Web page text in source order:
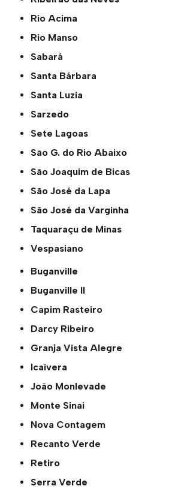
Rio Acima
Rio Manso
Sabará
Santa Bárbara
Santa Luzia
Sarzedo
Sete Lagoas
São G. do Rio Abaixo
São Joaquim de Bicas
São José da Lapa
São José da Varginha
Taquaraçu de Minas
Vespasiano
Buganville
Buganville ll
Capim Rasteiro
Darcy Ribeiro
Granja Vista Alegre
Icaivera
João Monlevade
Monte Sinai
Nova Contagem
Recanto Verde
Retiro
Serra Verde